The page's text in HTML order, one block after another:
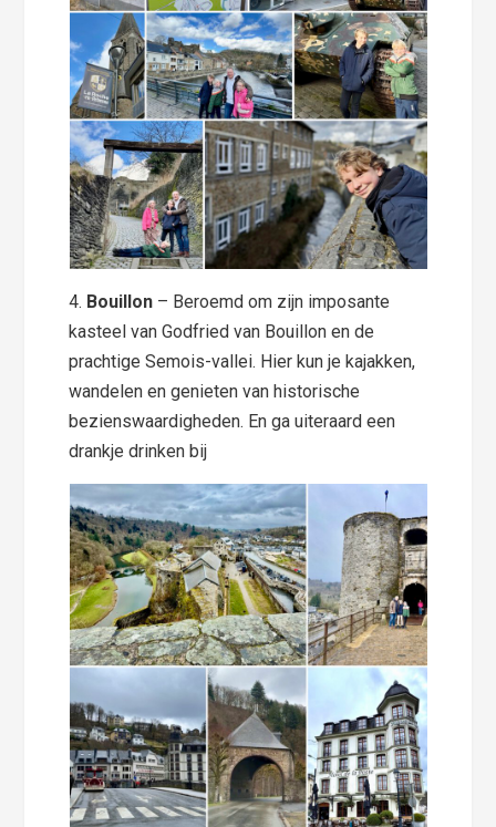
4. Bouillon – Beroemd om zijn imposante
kasteel van Godfried van Bouillon en de
prachtige Semois-vallei. Hier kun je kajakken,
wandelen en genieten van historische
bezienswaardigheden. En ga uiteraard een
drankje drinken bij